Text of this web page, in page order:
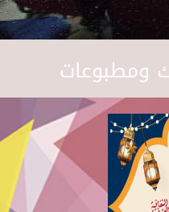
ومطبوعات